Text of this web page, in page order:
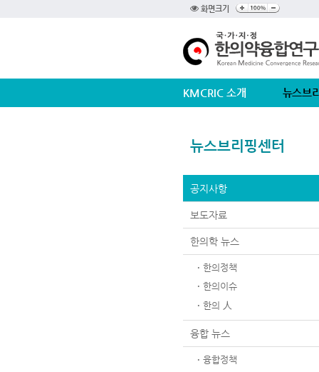
화면크기
KMCRIC 소개 뉴스브
뉴스브리핑센터
공지사항
보도자료
한의학 뉴스
한의정책
한의이슈
한의 人
융합 뉴스
융합정책